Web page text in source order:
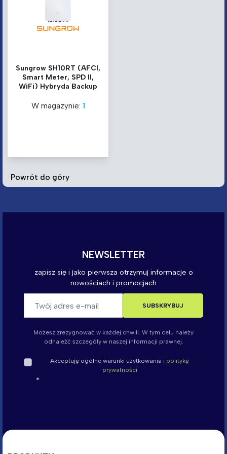
Sungrow SH10RT (AFCI,
Smart Meter, SPD II,
WiFi) Hybryda Backup
W magazynie: 1
Powrót do góry
Możesz zrezygnować w każdej chwili. W tym celu należy
odnaleźć szczegóły w naszej informacji prawnej.
Akceptuję ogólne warunki użytkowania i politykę
prywatności